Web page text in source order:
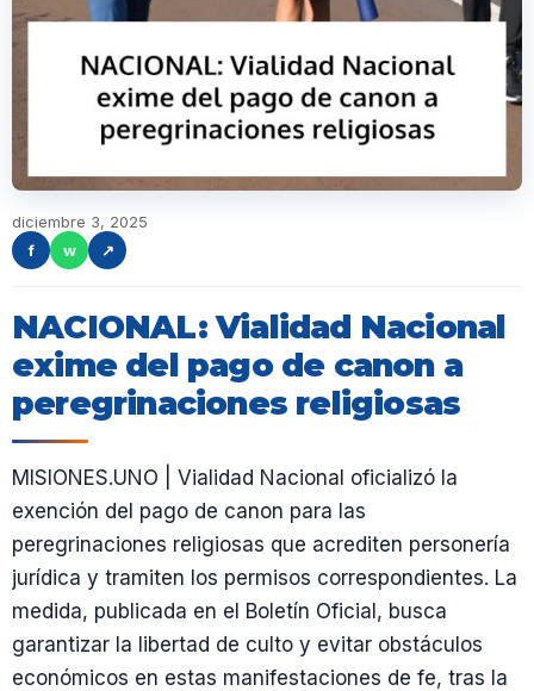
diciembre 3, 2025
f
w ↗
NACIONAL: Vialidad Nacional
exime del pago de canon a
peregrinaciones religiosas
MISIONES.UNO | Vialidad Nacional oficializó la
exención del pago de canon para las
peregrinaciones religiosas que acrediten personería
jurídica y tramiten los permisos correspondientes. La
medida, publicada en el Boletín Oficial, busca
garantizar la libertad de culto y evitar obstáculos
económicos en estas manifestaciones de fe, tras la